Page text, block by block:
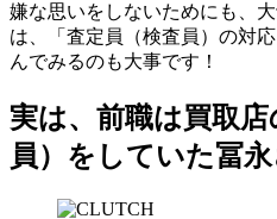
嫌な思いをしないためにも、
は、「査定員（検査員）の対
んでみるのも大事です！
実は、前職は買取
員）をしていた冨